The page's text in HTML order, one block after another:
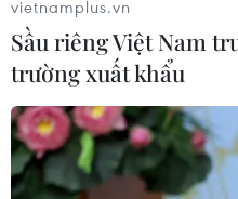
vietnamplus.vn
Sầu riêng Việt Nam
trường xuất khẩu